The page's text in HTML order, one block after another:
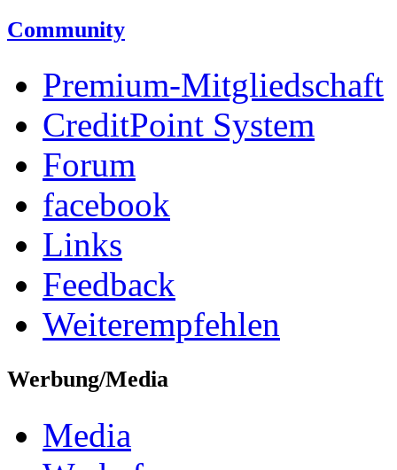
Community
Premium-Mitgliedschaft
CreditPoint System
Forum
facebook
Links
Feedback
Weiterempfehlen
Werbung/Media
Media